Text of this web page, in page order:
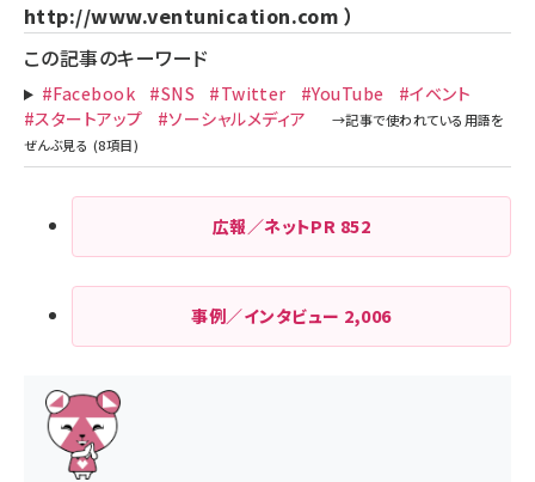
http://www.ventunication.com ）
この記事のキーワード
#Facebook #SNS #Twitter #YouTube
#イベント
#スタートアップ
#ソーシャルメディア
広報／ネットPR 852
事例／インタビュー 2,006